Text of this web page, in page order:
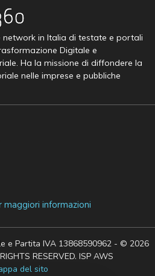
in Italia di testate e portali
Digitale e
Ha la missione di diffondere la
nelle imprese e pubbliche
informazioni
e Partita IVA 13868590962 - © 2026
RESERVED. ISP AWS
del sito